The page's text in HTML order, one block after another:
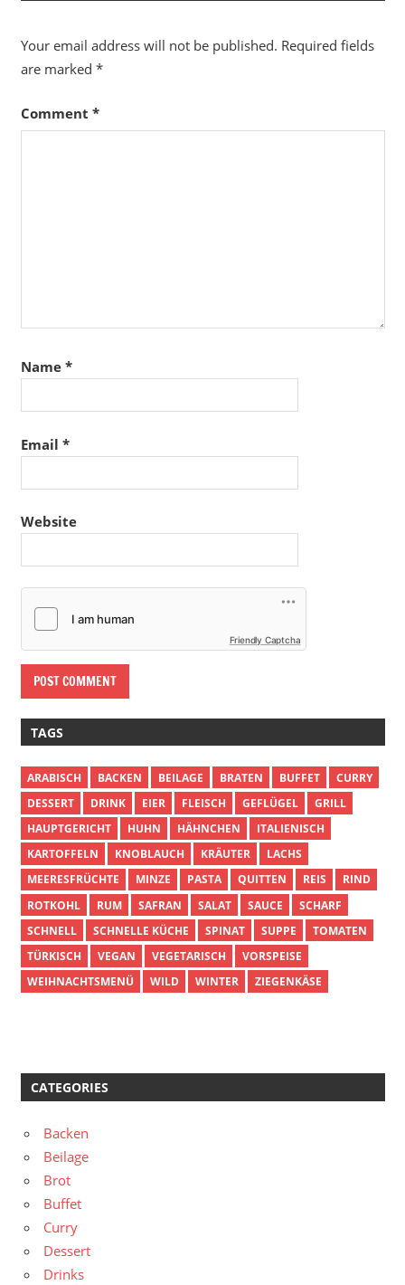
Your email address will not be published. Required fields
are marked *
Comment *
Name *
Email *
Website
Friendly Captcha
TAGS
ARABISCH BACKEN BEILAGE BRATEN BUFFET
CURRY
DESSERT
DRINK EIER FLEISCH GEFLÜGEL
GRILL
HAUPTGERICHT
HUHN HÄHNCHEN
ITALIENISCH
KARTOFFELN
KNOBLAUCH KRÄUTER
LACHS
MEERESFRÜCHTE
MINZE PASTA QUITTEN REIS
RIND
ROTKOHL
RUM SAFRAN SALAT SAUCE
SCHARF
SCHNELL
SCHNELLE KÜCHE SPINAT SUPPE
TOMATEN
TÜRKISCH
VEGAN VEGETARISCH
VORSPEISE
WEIHNACHTSMENÜ
WILD WINTER ZIEGENKÄSE
CATEGORIES
Backen
Beilage
Brot
Buffet
Curry
Dessert
Drinks